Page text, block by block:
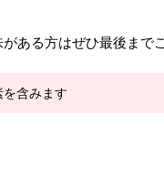
ある方はぜひ最後まで
を含みます